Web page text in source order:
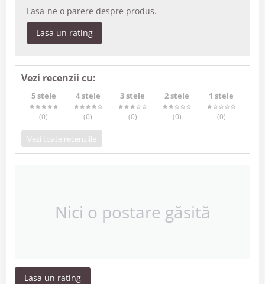
Lasa-ne o parere despre produs.
Lasa un rating
Vezi recenzii cu:
5 stele
(0)
4 stele
(0)
3 stele
(0)
2 stele
(0)
1 stele
(0)
Vezi toate recenziile
Nici o postare găsită
Lasa un rating